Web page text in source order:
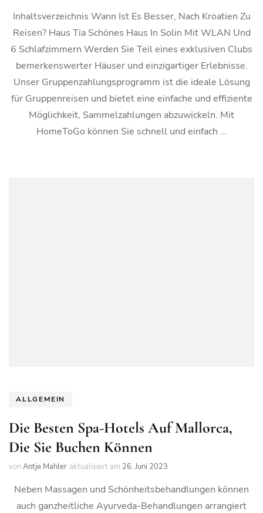
Inhaltsverzeichnis Wann Ist Es Besser, Nach Kroatien Zu
Reisen? Haus Tia Schönes Haus In Solin Mit WLAN Und
6 Schlafzimmern Werden Sie Teil eines exklusiven Clubs
bemerkenswerter Häuser und einzigartiger Erlebnisse.
Unser Gruppenzahlungsprogramm ist die ideale Lösung
für Gruppenreisen und bietet eine einfache und effiziente
Möglichkeit, Sammelzahlungen abzuwickeln. Mit
HomeToGo können Sie schnell und einfach …
ALLGEMEIN
Die Besten Spa-Hotels Auf Mallorca,
Die Sie Buchen Können
vonAntje Mahler aktualisiert am 26. Juni 2023
Neben Massagen und Schönheitsbehandlungen können
auch ganzheitliche Ayurveda-Behandlungen arrangiert